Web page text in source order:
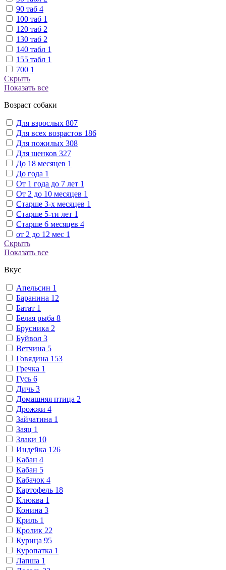
90 таб 4
100 таб 1
120 таб 2
130 таб 2
140 табл 1
155 табл 1
700 1
Скрыть
Показать все
Возраст собаки
Для взрослых 807
Для всех возрастов 186
Для пожилых 308
Для щенков 327
До 18 месяцев 1
До года 1
От 1 года до 7 лет 1
От 2 до 10 месяцев 1
Старше 3-х месяцев 1
Старше 5-ти лет 1
Старше 6 месяцев 4
от 2 до 12 мес 1
Скрыть
Показать все
Вкус
Апельсин 1
Баранина 12
Батат 1
Белая рыба 8
Брусника 2
Буйвол 3
Ветчина 5
Говядина 153
Гречка 1
Гусь 6
Дичь 3
Домашняя птица 2
Дрожжи 4
Зайчатина 1
Заяц 1
Злаки 10
Индейка 126
Кабан 4
Кабан 5
Кабачок 4
Картофель 18
Клюква 1
Конина 3
Криль 1
Кролик 22
Курица 95
Куропатка 1
Лапша 1